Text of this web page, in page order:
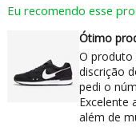
Eu recomendo esse
Ótimo
O produto
discrição
pedi o
Excelente
além de